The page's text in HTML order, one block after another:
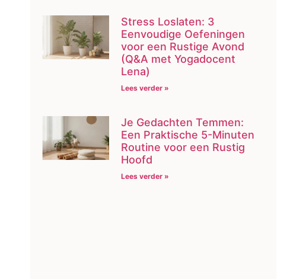
Stress Loslaten: 3
Eenvoudige Oefeningen
voor een Rustige Avond
(Q&A met Yogadocent
Lena)
Lees verder »
Je Gedachten Temmen:
Een Praktische 5-Minuten
Routine voor een Rustig
Hoofd
Lees verder »